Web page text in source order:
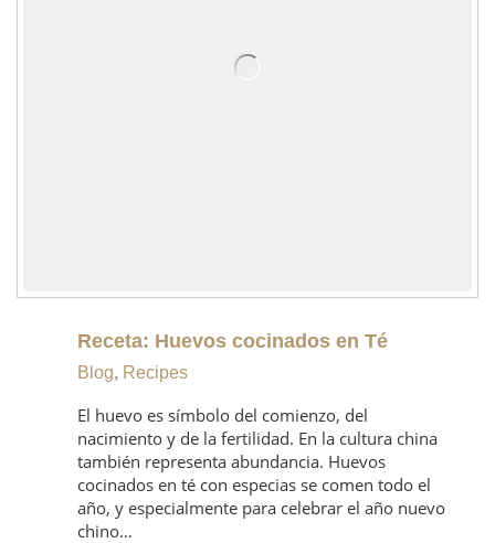
Receta: Huevos cocinados en Té
Blog, Recipes
El huevo es símbolo del comienzo, del
nacimiento y de la fertilidad. En la cultura china
también representa abundancia. Huevos
cocinados en té con especias se comen todo el
año, y especialmente para celebrar el año nuevo
chino…